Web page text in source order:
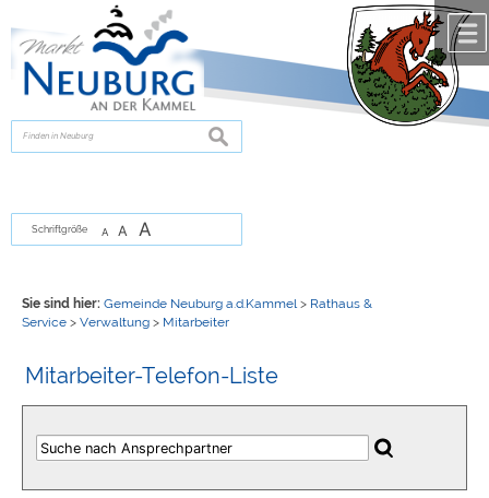
zur Navigationoder
springen.
suchen
Schriftgröße A A A
Sie sind hier: Gemeinde Neuburg a.d.Kammel > Rathaus &
Service> Verwaltung> Mitarbeiter
Mitarbeiter-Telefon-Liste